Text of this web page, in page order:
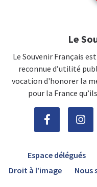
Le
Le Souvenir Français
reconnue d’utilité
vocation d'honorer la
pour la France
Espace délégués
Droit à l’image
Nous